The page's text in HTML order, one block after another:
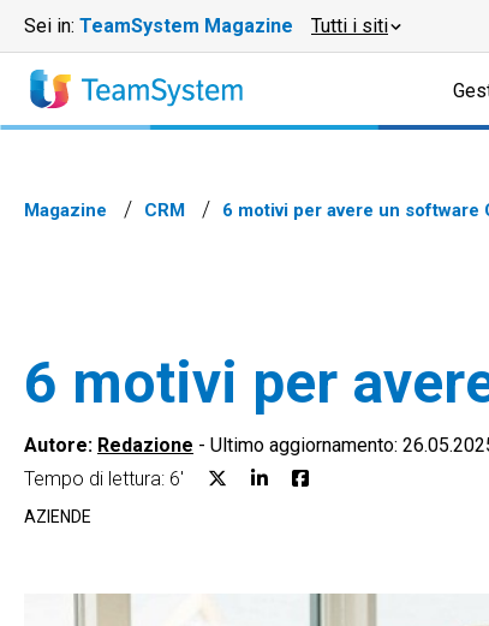
Sei in: TeamSystem Magazine Tutti i siti
Magazine CRM 6 motivi per avere un software
6 motivi per
Autore: Redazione - Ultimo aggiornamento:
Tempo di lettura: 6'
AZIENDE